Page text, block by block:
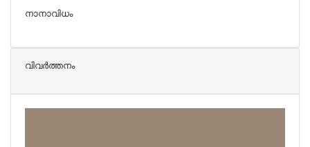
നാനാവിധം
വിവര്‍ത്തനം